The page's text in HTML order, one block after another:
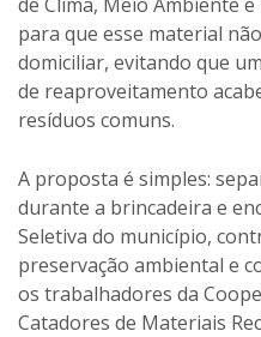
para que esse material
domiciliar, evitando que
de reaproveitamento
resíduos comuns.
A proposta é simples:
durante a brincadeira e
Seletiva do município,
preservação ambiental e
os trabalhadores da
Catadores de Materiais